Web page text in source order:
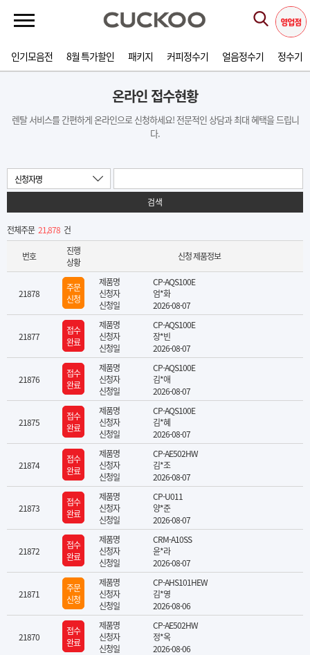
인기모음전 8월 특가할인 패키지 커피정수기 얼음정수기 정수기
온라인 접수현황
렌탈 서비스를 간편하게 온라인으로 신청하세요! 전문적인 상담과 최대 혜택을 드립니
다.
신청자명
검색
전체주문 21,878 건
번호
진행
상황
신청 제품정보
21878
주문
신청
제품명
CP-AQS100E
신청자
엄*화
신청일
2026-08-07
21877
접수
완료
제품명
CP-AQS100E
신청자
장*빈
신청일
2026-08-07
21876
접수
완료
제품명
CP-AQS100E
신청자
김*애
신청일
2026-08-07
21875
접수
완료
제품명
CP-AQS100E
신청자
김*혜
신청일
2026-08-07
21874
접수
완료
제품명
CP-AE502HW
신청자
김*조
신청일
2026-08-07
21873
접수
완료
제품명
CP-U011
신청자
양*준
신청일
2026-08-07
21872
접수
완료
제품명
CRM-A10SS
신청자
윤*라
신청일
2026-08-07
21871
주문
신청
제품명
CP-AHS101HEW
신청자
김*영
신청일
2026-08-06
21870
접수
완료
제품명
CP-AE502HW
신청자
정*옥
신청일
2026-08-06